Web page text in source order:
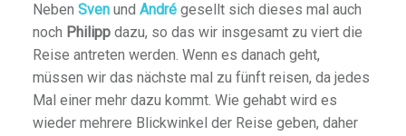
Neben Svenund Andrégesellt sich dieses mal auch
noch Philippdazu, so das wir insgesamt zu viert die
Reise antreten werden. Wenn es danach geht,
müssen wir das nächste mal zu fünft reisen, da jedes
Mal einer mehr dazu kommt. Wie gehabt wird es
wieder mehrere Blickwinkel der Reise geben, daher